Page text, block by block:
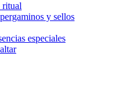
ritual
y sellos
especiales